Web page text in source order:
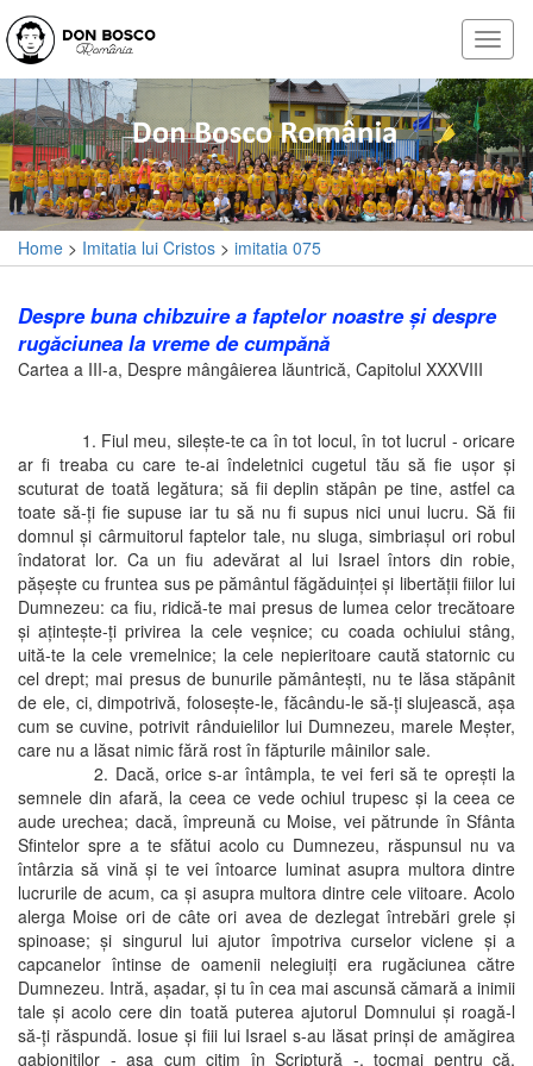
Home > Imitatia lui Cristos > imitatia 075
Despre buna chibzuire a faptelor noastre şi despre
rugăciunea la vreme de cumpănă
Cartea a III-a, Despre mângâierea lăuntrică, Capitolul XXXVIII
1. Fiul meu, sileşte-te ca în tot locul, în tot lucrul - oricare
ar fi treaba cu care te-ai îndeletnici cugetul tău să fie uşor şi
scuturat de toată legătura; să fii deplin stăpân pe tine, astfel ca
toate să-ţi fie supuse iar tu să nu fi supus nici unui lucru. Să fii
domnul şi cârmuitorul faptelor tale, nu sluga, simbriaşul ori robul
îndatorat lor. Ca un fiu adevărat al lui Israel întors din robie,
păşeşte cu fruntea sus pe pământul făgăduinţei şi libertăţii fiilor lui
Dumnezeu: ca fiu, ridică-te mai presus de lumea celor trecătoare
şi aţinteşte-ţi privirea la cele veşnice; cu coada ochiului stâng,
uită-te la cele vremelnice; la cele nepieritoare caută statornic cu
cel drept; mai presus de bunurile pământeşti, nu te lăsa stăpânit
de ele, ci, dimpotrivă, foloseşte-le, făcându-le să-ţi slujească, aşa
cum se cuvine, potrivit rânduielilor lui Dumnezeu, marele Meşter,
care nu a lăsat nimic fără rost în făpturile mâinilor sale.
2. Dacă, orice s-ar întâmpla, te vei feri să te opreşti la
semnele din afară, la ceea ce vede ochiul trupesc şi la ceea ce
aude urechea; dacă, împreună cu Moise, vei pătrunde în Sfânta
Sfintelor spre a te sfătui acolo cu Dumnezeu, răspunsul nu va
întârzia să vină şi te vei întoarce luminat asupra multora dintre
lucrurile de acum, ca şi asupra multora dintre cele viitoare. Acolo
alerga Moise ori de câte ori avea de dezlegat întrebări grele şi
spinoase; şi singurul lui ajutor împotriva curselor viclene şi a
capcanelor întinse de oamenii nelegiuiţi era rugăciunea către
Dumnezeu. Intră, aşadar, şi tu în cea mai ascunsă cămară a inimii
tale şi acolo cere din toată puterea ajutorul Domnului şi roagă-l
să-ţi răspundă. Iosue şi fiii lui Israel s-au lăsat prinşi de amăgirea
gabioniţilor - aşa cum citim în Scriptură -, tocmai pentru că,